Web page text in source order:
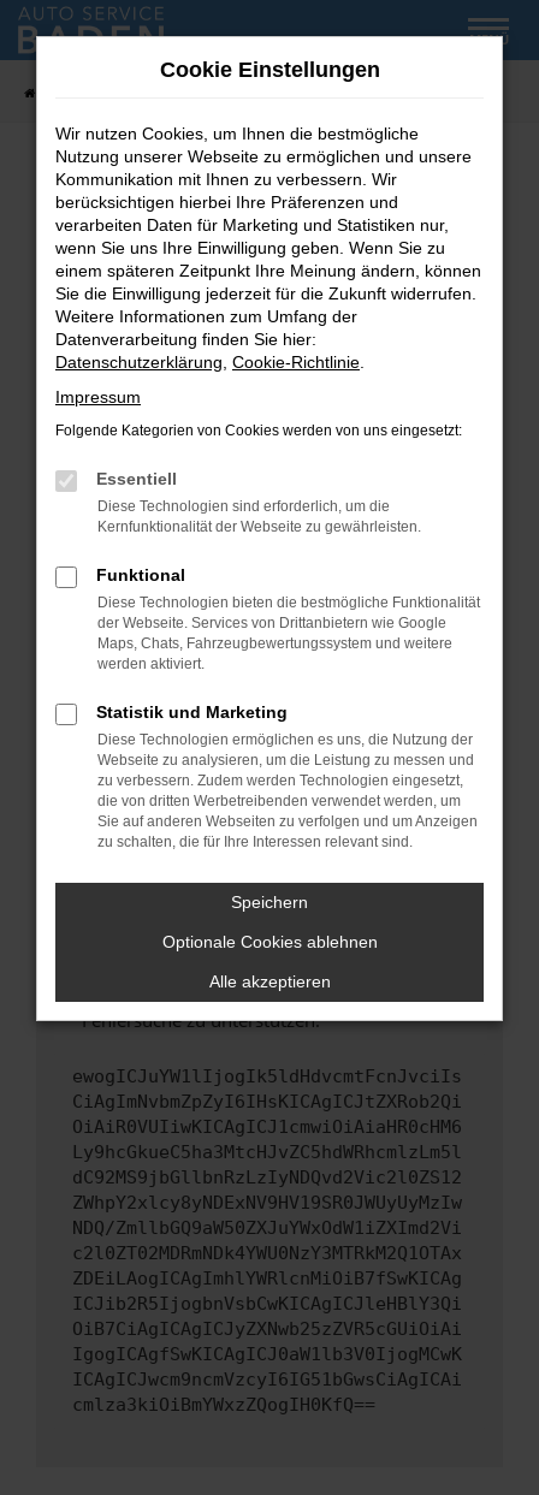
Zum
Hauptinhalt
MENÜ
Fehler: Network Error
Beim Laden ist ein Fehler aufgetreten.
Hier sind ein paar Tipps, die dir helfen können:
Überprüfe deine Firewall und deine
Internetverbindung.
Laden andere Webseiten, zum Beispiel deine
Suchmaschine?
Prüfe deine Browsererweiterungen.
können das Laden bestimmter Seiten
verhindern. Funktioniert die Seite in einem
Fenster?
Starte dein Gerät neu.
Das kann manchmal helfen, vorübergehende
Probleme zu beheben.
Betriebssystem auf dem neuesten Stand
sind.
Veraltete Software birgt nicht nur ein
Sicherheitsrisiko, sondern kann auch dazu
führen, dass bestimmte Funktionen nicht mehr
unterstützt werden.
Wende dich an den Webseitenbetreiber.
Wenn du alle oben genannten Schritte versucht
hast, kontaktiere uns bitte. Wir werden
uns diesen Text schicken, um uns bei der
Fehlersuche zu unterstützen:
ewogICJuYW1lIjogIk5ldHdvcmtFcnJvciIs
CiAgImNvbmZpZyI6IHsKICAgICJtZXRob2Qi
OiAiR0VUIiwKICAgICJ1cmwiOiAiaHR0cHM6
Ly9hcGkueC5ha3MtcHJvZC5hdWRhcmlzLm5l
dC92MS9jbGllbnRzLzIyNDQvd2Vic2l0ZS12
ZWhpY2xlcy8yNDExNV9HV19SR0JWUyUyMzIw
NDQ/ZmllbGQ9aW50ZXJuYWxOdW1iZXImd2Vi
c2l0ZT02MDRmNDk4YWU0NzY3MTRkM2Q1OTAx
ZDEiLAogICAgImhlYWRlcnMiOiB7fSwKICAg
ICJib2R5IjogbnVsbCwKICAgICJleHBlY3Qi
OiB7CiAgICAgICJyZXNwb25zZVR5cGUiOiAi
IgogICAgfSwKICAgICJ0aW1lb3V0IjogMCwK
ICAgICJwcm9ncmVzcyI6IG51bGwsCiAgICAi
cmlza3kiOiBmYWxzZQogIH0KfQ==
Cookie Einstellungen
Wir nutzen Cookies, um Ihnen die bestmögliche
Nutzung unserer Webseite zu ermöglichen und unsere
Kommunikation mit Ihnen zu verbessern. Wir
berücksichtigen hierbei Ihre Präferenzen und
verarbeiten Daten für Marketing und Statistiken nur,
wenn Sie uns Ihre Einwilligung geben. Wenn Sie zu
einem späteren Zeitpunkt Ihre Meinung ändern, können
Sie die Einwilligung jederzeit für die Zukunft widerrufen.
Weitere Informationen zum Umfang der
Datenverarbeitung finden Sie hier:
Datenschutzerklärung Cookie-Richtlinie
Impressum
Folgende Kategorien von Cookies werden von uns eingesetzt:
Essentiell
Diese Technologien sind erforderlich, um die
Kernfunktionalität der Webseite zu gewährleisten.
Funktional
Diese Technologien bieten die bestmögliche Funktionalität
der Webseite. Services von Drittanbietern wie Google
Maps, Chats, Fahrzeugbewertungssystem und weitere
werden aktiviert.
Statistik und Marketing
Diese Technologien ermöglichen es uns, die Nutzung der
Webseite zu analysieren, um die Leistung zu messen und
zu verbessern. Zudem werden Technologien eingesetzt,
die von dritten Werbetreibenden verwendet werden, um
Sie auf anderen Webseiten zu verfolgen und um Anzeigen
zu schalten, die für Ihre Interessen relevant sind.
Speichern
Optionale Cookies ablehnen
Alle akzeptieren